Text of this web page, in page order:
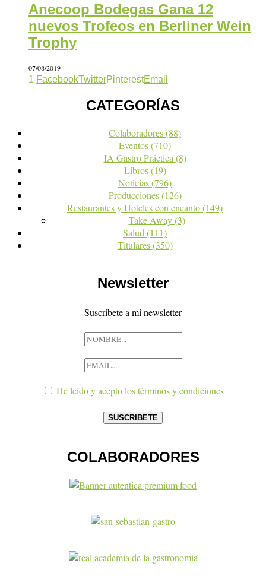
Anecoop Bodegas Gana 12
nuevos Trofeos en Berliner Wein
Trophy
07/08/2019
1 FacebookTwitterPinterestEmail
CATEGORÍAS
Colaboradores(88)
Eventos(710)
IA Gastro Práctica(8)
Libros(19)
Noticias(796)
Producciones(126)
Restaurantes y Hoteles con encanto(149)
Take Away(3)
Salud(111)
Titulares(350)
Newsletter
Suscribete a mi newsletter
He leído y acepto los términos y condiciones
COLABORADORES